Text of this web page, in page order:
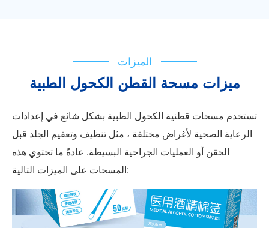
الميزات
ميزات مسحة القطن الكحول الطبية
تستخدم مسحات قطنية الكحول الطبية بشكل شائع في إعدادات
الرعاية الصحية لأغراض مختلفة ، مثل تنظيف وتعقيم الجلد قبل
الحقن أو العمليات الجراحية البسيطة. عادةً ما تحتوي هذه
المسحات على الميزات التالية: